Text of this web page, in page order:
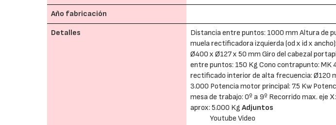
Año fabricación
Detalles
Distancia entre puntos: 1000 mm Altura de
muela rectificadora izquierda (od x id x
Ø400 x Ø127 x 50 mm Giro del cabezal
entre puntos: 150 Kg Cono contrapunto: MK
rectificado interior de alta frecuencia: Ø120
3.000 Potencia motor principal: 7.5 Kw
mesa de trabajo: 0º a 9º Recorrido max. eje
aprox: 5.000 KgAdjuntos
Youtube Video